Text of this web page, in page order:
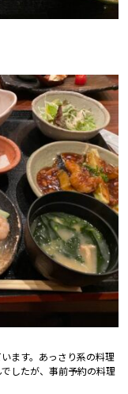
ます。あっさり系の料理
したが、事前予約の料理